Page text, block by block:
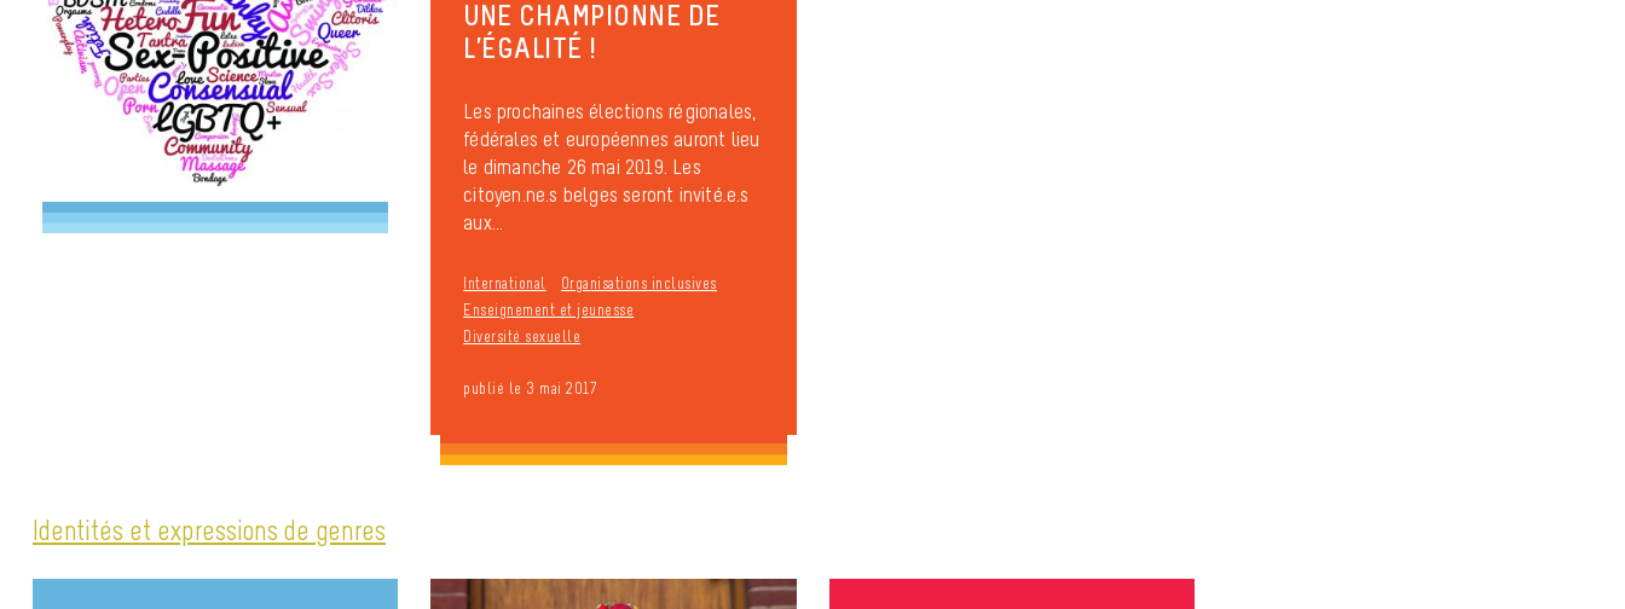
UNE CHAMPIONNE DE
L’ÉGALITÉ !
Les prochaines élections régionales,
fédérales et européennes auront lieu
le dimanche 26 mai 2019. Les
citoyen.ne.s belges seront invité.e.s
aux...
International
Organisations inclusives
Enseignement et jeunesse
Diversité sexuelle
publié le 3 mai 2017
Identités et expressions de genres